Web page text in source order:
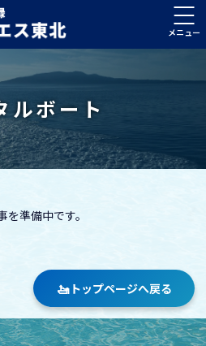
ルボート
を準備中です。
🚤 トップページへ戻る